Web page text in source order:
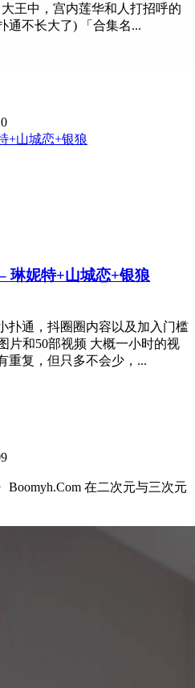
王中，宫内莲华和人打招呼的
通不长大了) 「合集名...
琳妮特+山城恋+银狼
扑通，抖圈圈内容以及加入门槛
片和50部视频 大概一小时的视
重复，但只多不会少，...
Boomyh.Com 在二次元与三次元